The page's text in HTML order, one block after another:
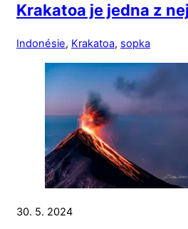
Krakatoa je jedna z
Indonésie, Krakatoa, sopka
30. 5. 2024